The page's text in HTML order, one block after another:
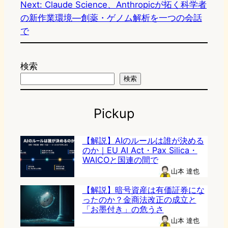
Next: Claude Science、Anthropicが拓く科学者
の新作業環境—創薬・ゲノム解析を一つの会話
で
検索
検索
Pickup
【解説】AIのルールは誰が決める
のか｜EU AI Act・Pax Silica・
WAICOと国連の間で
山本 達也
【解説】暗号資産は有価証券にな
ったのか？金商法改正の成立と
「お墨付き」の危うさ
山本 達也